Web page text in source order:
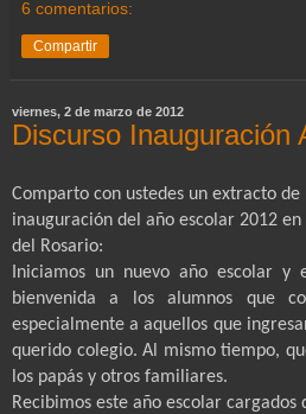
6 comentarios:
Compartir
viernes, 2 de marzo de 2012
Discurso Inauguración
Comparto con ustedes un extracto
inauguración del año escolar 2012
del Rosario:
Iniciamos un nuevo año escolar y
bienvenida a los alumnos que
especialmente a aquellos que
querido colegio. Al mismo tiempo,
los papás y otros familiares.
Recibimos este año escolar cargados